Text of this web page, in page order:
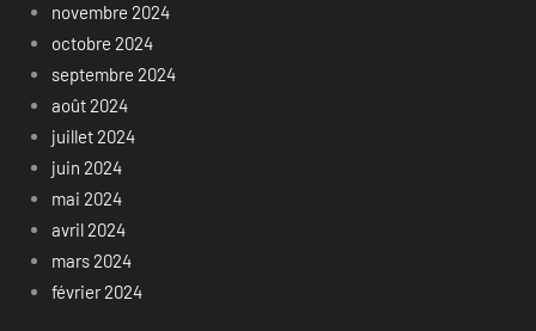
novembre 2024
octobre 2024
septembre 2024
août 2024
juillet 2024
juin 2024
mai 2024
avril 2024
mars 2024
février 2024